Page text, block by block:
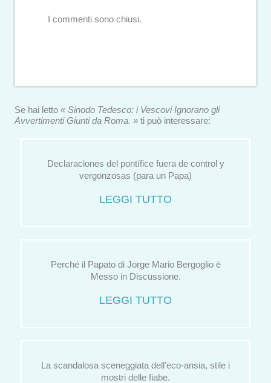
I commenti sono chiusi.
Se hai letto « Sinodo Tedesco: i Vescovi Ignorano gli
Avvertimenti Giunti da Roma. » ti può interessare:
Declaraciones del pontífice fuera de control y
vergonzosas (para un Papa)
LEGGI TUTTO
Perché il Papato di Jorge Mario Bergoglio è
Messo in Discussione.
LEGGI TUTTO
La scandalosa sceneggiata dell’eco-ansia, stile i
mostri delle fiabe.